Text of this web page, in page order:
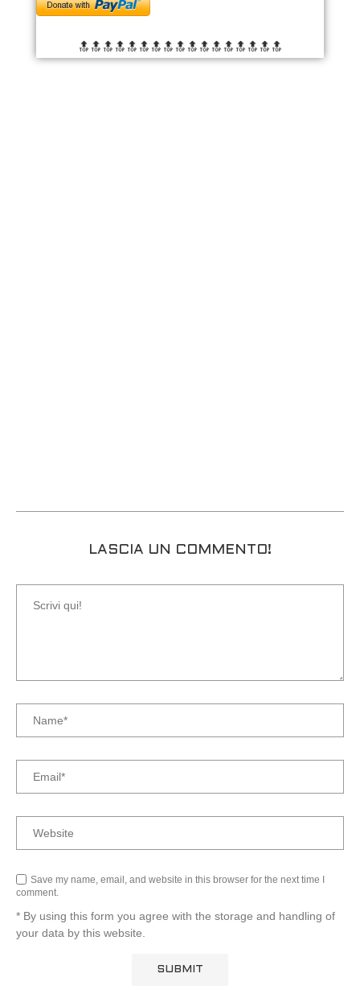
🔝🔝🔝🔝🔝🔝 🔝🔝🔝🔝🔝🔝 🔝🔝🔝🔝🔝
LASCIA UN COMMENTO!
Save my name, email, and website in this browser for the next time I
comment.
* By using this form you agree with the storage and handling of
your data by this website.